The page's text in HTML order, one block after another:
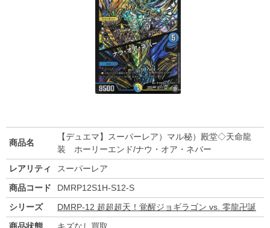
商品名
【デュエマ】スーパーレア）マル秘）殿堂◇天命龍
装 ホーリーエンド/ナウ・オア・ネバー
レアリティ
スーパーレア
商品コード
DMRP12S1H-S12-S
シリーズ
DMRP-12 超超超天！覚醒ジョギラゴン vs. 零龍卍誕